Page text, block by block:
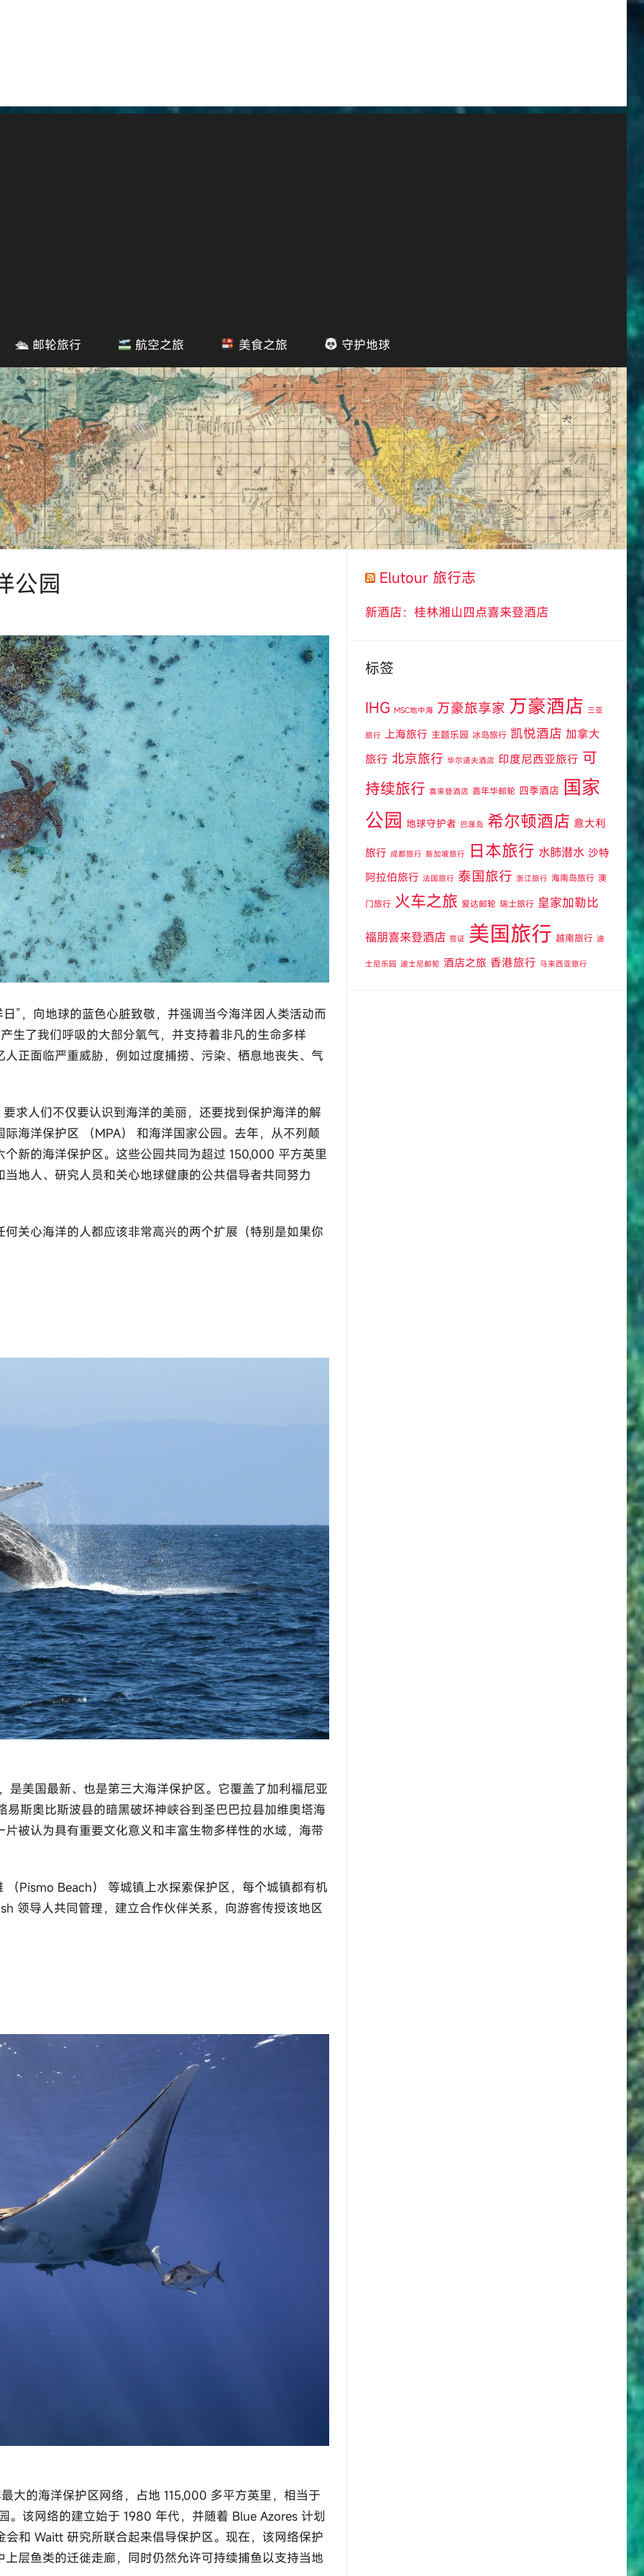
🛳 邮轮旅行 航空之旅 美食之旅 守护地球
公园
”，向地球的蓝色心脏致敬，并强调当今海洋因人类活动而
生了我们呼吸的大部分氧气，并支持着非凡的生命多样
正面临严重威胁，例如过度捕捞、污染、栖息地丧失、气
求人们不仅要认识到海洋的美丽，还要找到保护海洋的解
海洋保护区 （MPA） 和海洋国家公园。去年，从不列颠
新的海洋保护区。这些公园共同为超过 150,000 平方英里
地人、研究人员和关心地球健康的公共倡导者共同努力
关心海洋的人都应该非常高兴的两个扩展（特别是如果你
是美国最新、也是第三大海洋保护区。它覆盖了加利福尼亚
斯奥比斯波县的暗黑破坏神峡谷到圣巴巴拉县加维奥塔海
被认为具有重要文化意义和丰富生物多样性的水域，海带
Pismo Beach） 等城镇上水探索保护区，每个城镇都有机
领导人共同管理，建立合作伙伴关系，向游客传授该地区
大的海洋保护区网络，占地 115,000 多平方英里，相当于
该网络的建立始于 1980 年代，并随着 Blue Azores 计划
和 Waitt 研究所联合起来倡导保护区。现在，该网络保护
层鱼类的迁徙走廊，同时仍然允许可持续捕鱼以支持当地
Elutour 旅行志
新酒店：桂林湘山四点喜来登酒店
标签
IHG MSC地中海 万豪旅享家 万豪酒店 三亚
旅行 上海旅行 主题乐园 冰岛旅行 凯悦酒店 加拿大
旅行 北京旅行 华尔道夫酒店 印度尼西亚旅行 可
持续旅行 喜来登酒店 嘉年华邮轮 四季酒店 国家
公园 地球守护者 巴厘岛 希尔顿酒店 意大利
旅行 成都旅行 新加坡旅行 日本旅行 水肺潜水 沙特
阿拉伯旅行 法国旅行 泰国旅行 浙江旅行 海南岛旅行 澳
门旅行 火车之旅 爱达邮轮 瑞士旅行 皇家加勒比
福朋喜来登酒店 签证 美国旅行 越南旅行 迪
士尼乐园 迪士尼邮轮 酒店之旅 香港旅行 马来西亚旅行